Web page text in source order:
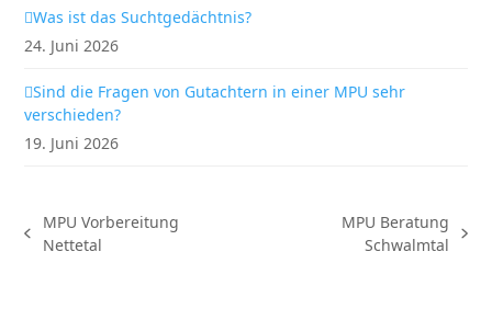
Was ist das Suchtgedächtnis?
24. Juni 2026
Sind die Fragen von Gutachtern in einer MPU sehr
verschieden?
19. Juni 2026
vorheriger
MPU Vorbereitung
Nettetal
MPU Beratung
Schwalmtal